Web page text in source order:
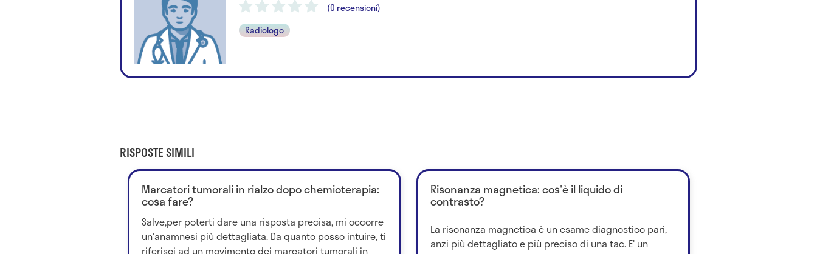
(0 recensioni)
Radiologo
RISPOSTE SIMILI
Marcatori tumorali in rialzo dopo chemioterapia:
cosa fare?
Salve,per poterti dare una risposta precisa, mi occorre
un'anamnesi più dettagliata. Da quanto posso intuire, ti
riferisci ad un movimento dei marcatori tumorali in
Risonanza magnetica: cos'è il liquido di
contrasto?
La risonanza magnetica è un esame diagnostico pari,
anzi più dettagliato e più preciso di una tac. E' un